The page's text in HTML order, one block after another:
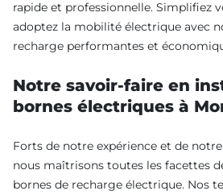
rapide et professionnelle. Simplifiez
adoptez la mobilité électrique avec
recharge performantes et
Notre savoir-faire en
bornes électriques à
Forts de notre expérience et de
nous maîtrisons toutes les facettes
bornes de recharge électrique. Nos